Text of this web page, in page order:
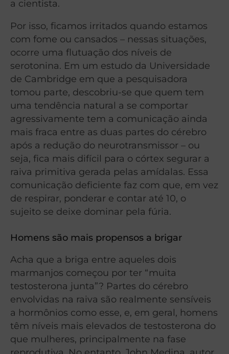
a cientista.
Por isso, ficamos irritados quando estamos
com fome ou cansados – nessas situações,
ocorre uma flutuação dos níveis de
serotonina. Em um estudo da Universidade
de Cambridge em que a pesquisadora
tomou parte, descobriu-se que quem tem
uma tendência natural a se comportar
agressivamente tem a comunicação ainda
mais fraca entre as duas partes do cérebro
após a redução do neurotransmissor – ou
seja, fica mais difícil para o córtex segurar a
raiva primitiva gerada pelas amídalas. Essa
comunicação deficiente faz com que, em vez
de respirar, ponderar e contar até 10, o
sujeito se deixe dominar pela fúria.
Homens são mais propensos a brigar
Acha que a briga entre aqueles dois
marmanjos começou por ter “muita
testosterona junta”? Partes do cérebro
envolvidas na raiva são realmente sensíveis
a hormônios como esse, e, em geral, homens
têm níveis mais elevados de testosterona do
que mulheres, principalmente na fase